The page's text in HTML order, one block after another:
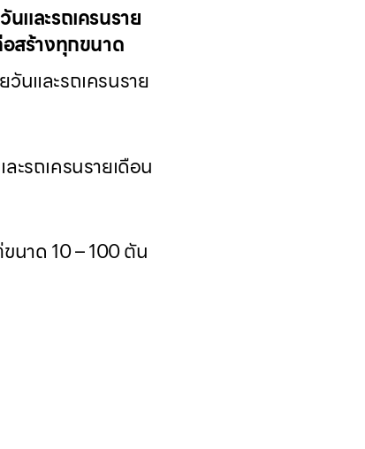
และรถเครนราย
อสร้างทุกขนาด
นและรถเครนราย
รถเครนรายเดือน
นาด 10 – 100 ตัน